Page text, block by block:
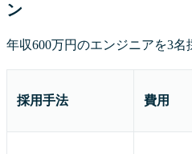
ン
年収600万円のエンジニアを3名
採用手法 費用